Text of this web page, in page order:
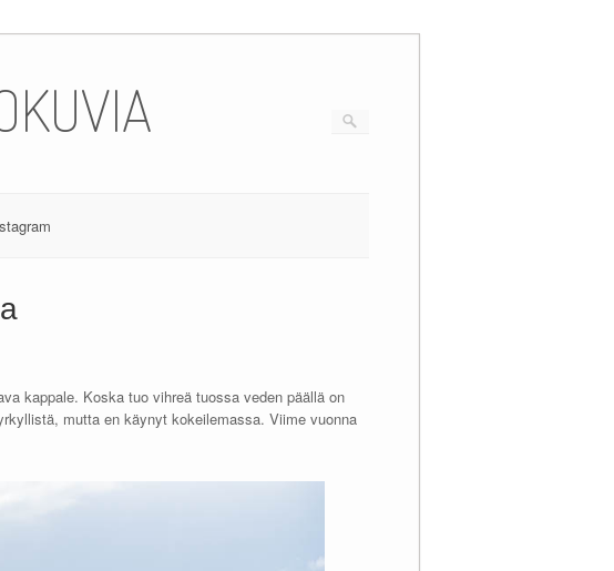
kappale. Koska tuo vihreä tuossa veden päällä on
mutta en käynyt kokeilemassa. Viime vuonna